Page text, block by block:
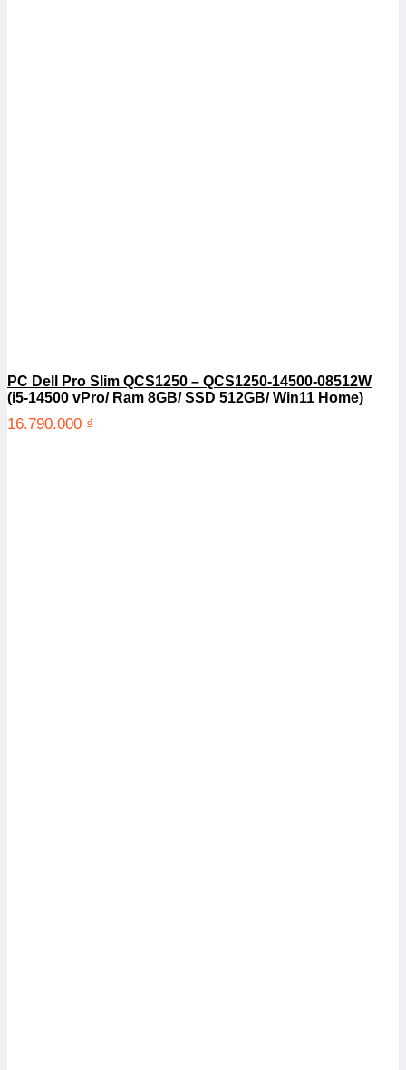
PC Dell Pro Slim QCS1250 – QCS1250-14500-08512W
(i5-14500 vPro/ Ram 8GB/ SSD 512GB/ Win11 Home)
16.790.000 ₫